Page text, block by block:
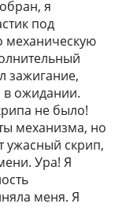
я
под
механическую
зажигание,
в ожидании.
не было!
механизма, но
ужасный скрип,
Ура! Я
меня. Я